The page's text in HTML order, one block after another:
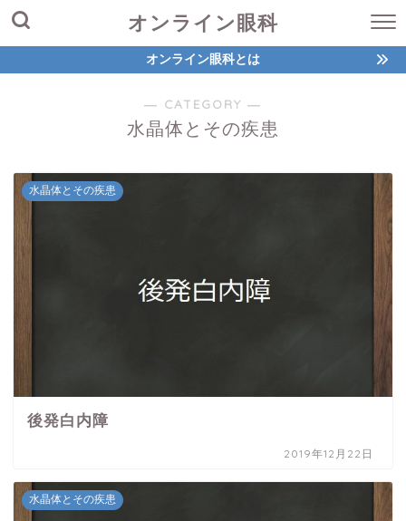
オンライン眼科
オンライン眼科とは
― CATEGORY ―
水晶体とその疾患
水晶体とその疾患
後発白内障
2019年12月22日
水晶体とその疾患